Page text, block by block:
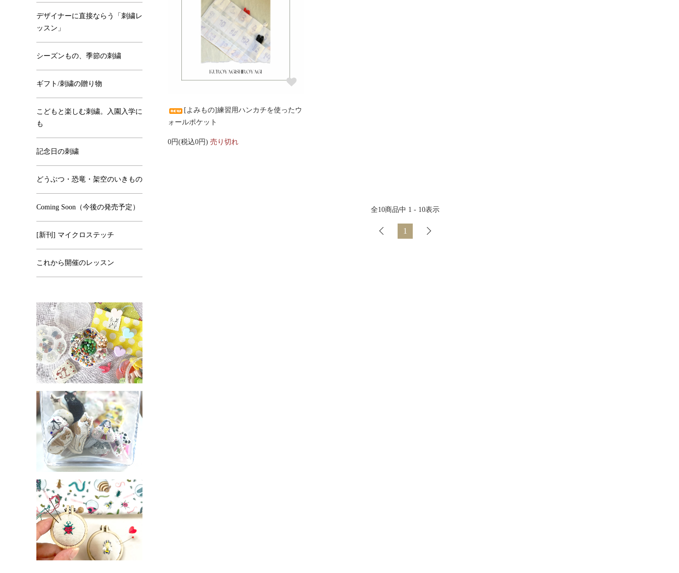
[よみもの]練習用ハンカチを使ったウ
ォールポケット
0円(税込0円) 売り切れ
全10商品中 1 - 10表示
1
デザイナーに直接ならう「刺繍レ
ッスン」
シーズンもの、季節の刺繍
ギフト/刺繍の贈り物
こどもと楽しむ刺繍。入園入学に
も
記念日の刺繍
どうぶつ・恐竜・架空のいきもの
Coming Soon（今後の発売予定）
[新刊] マイクロステッチ
これから開催のレッスン